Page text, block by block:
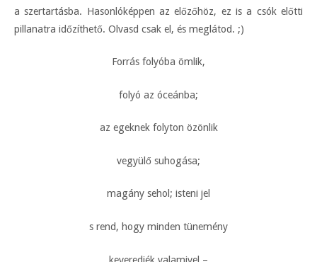
a szertartásba. Hasonlóképpen az előzőhöz, ez is a csók előtti
pillanatra időzíthető. Olvasd csak el, és meglátod. ;)
Forrás folyóba ömlik,
folyó az óceánba;
az egeknek folyton özönlik
vegyülő suhogása;
magány sehol; isteni jel
s rend, hogy minden tünemény
keveredjék valamivel –